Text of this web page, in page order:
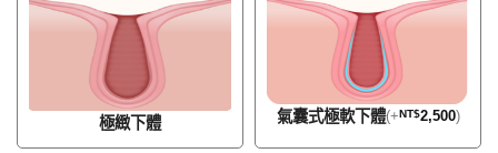
極緻下體 氣囊式極軟下體(+NT$2,500)